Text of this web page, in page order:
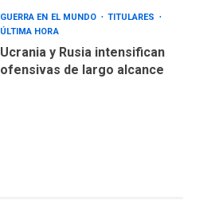
GUERRA EN EL MUNDO
TITULARES
ÚLTIMA HORA
Ucrania y Rusia intensifican
ofensivas de largo alcance